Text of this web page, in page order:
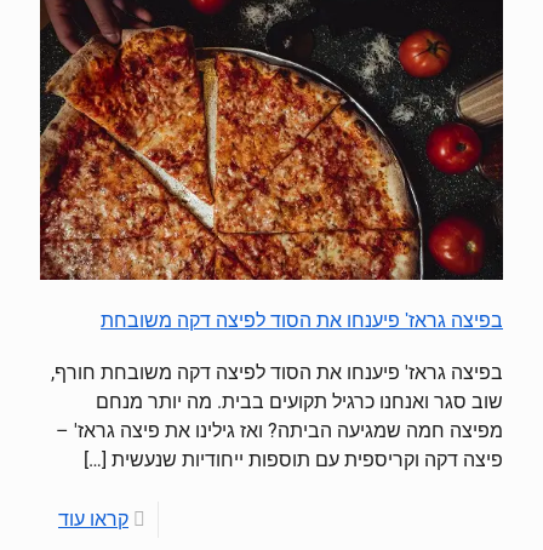
בפיצה גראז' פיענחו את הסוד לפיצה דקה משובחת
בפיצה גראז' פיענחו את הסוד לפיצה דקה משובחת חורף,
שוב סגר ואנחנו כרגיל תקועים בבית. מה יותר מנחם
מפיצה חמה שמגיעה הביתה? ואז גילינו את פיצה גראז' –
פיצה דקה וקריספית עם תוספות ייחודיות שנעשית […]
קראו עוד